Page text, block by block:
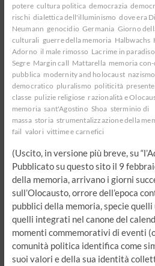
potere cultura politica democrazia
rischi dialettica dell'illuminismo dove era
Neumann genocidio Germania Giorno
culturali guerre della memoria Halbwachs
Adorno il male rimosso Lacrime in paradiso
Segre Margin call Mattarella memoria
pubblica modernity and holocaust nazismo
democratico pluralismo politicità
classe pulizie religiose razionalità e
memoria sant'Agostino Shoa sterminio di
massa storia strumentalizzazione della
fail valori vittime e carnefici
(Uscito, in versione più breve, su
Pubblicato su questo sito il 9
della memoria, arrivano i giorni
sull’Olocausto, orrore dell’epoca
pubblici della memoria, specie
quelli integrati nel canone del
momenti commemorativi di eventi
comunità politica identifica come
suoi valori e della sua identità